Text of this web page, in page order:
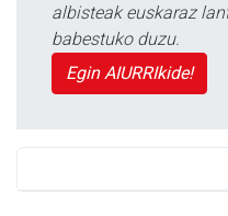
albisteak euskaraz
babestuko duzu.
Egin AIURRIkide!